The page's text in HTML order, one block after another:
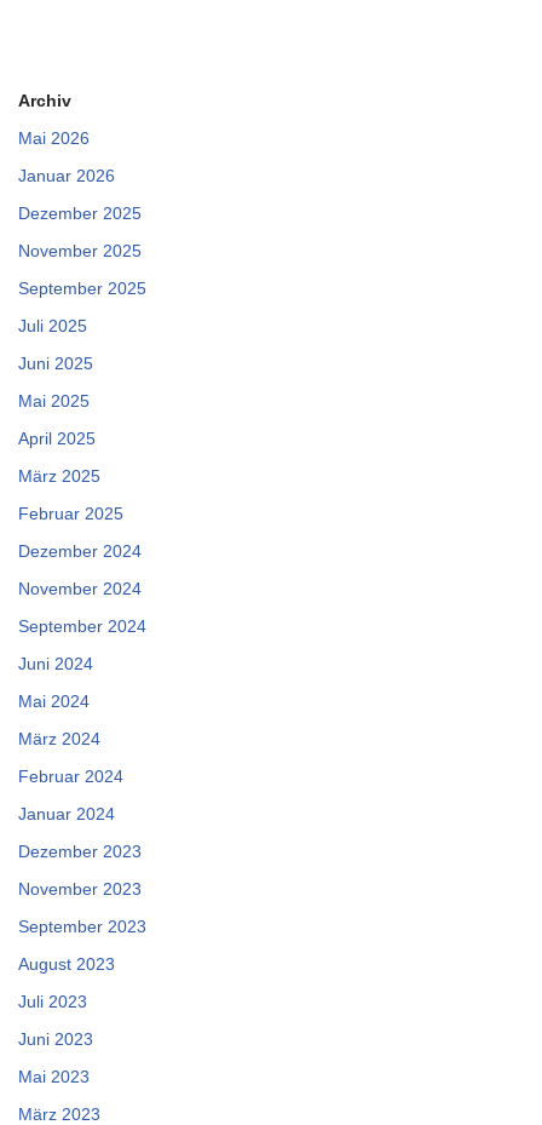
Archiv
Mai 2026
Januar 2026
Dezember 2025
November 2025
September 2025
Juli 2025
Juni 2025
Mai 2025
April 2025
März 2025
Februar 2025
Dezember 2024
November 2024
September 2024
Juni 2024
Mai 2024
März 2024
Februar 2024
Januar 2024
Dezember 2023
November 2023
September 2023
August 2023
Juli 2023
Juni 2023
Mai 2023
März 2023